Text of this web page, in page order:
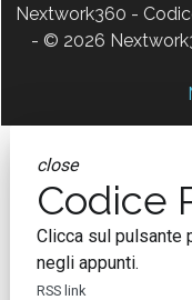
Nextwork360 -
- © 2026
close
Codice
Clicca sul pulsante
negli appunti.
RSS link